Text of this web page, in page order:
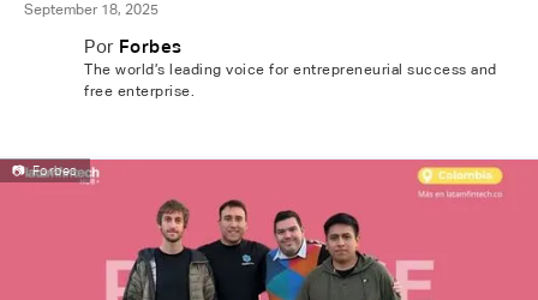
September 18, 2025
Por Forbes
The world’s leading voice for entrepreneurial success and
free enterprise.
📷 Forbes